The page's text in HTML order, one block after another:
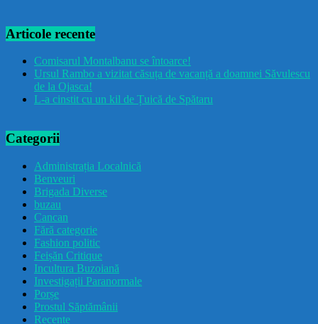
Articole recente
Comisarul Montalbanu se întoarce!
Ursul Rambo a vizitat căsuța de vacanță a doamnei Săvulescu
de la Ojasca!
L-a cinstit cu un kil de Țuică de Spătaru
Categorii
Administrația Localnică
Benveuri
Brigada Diverse
buzau
Cancan
Fără categorie
Fashion politic
Feișăn Critique
Incultura Buzoiană
Investigații Paranormale
Porșe
Prostul Săptămânii
Recente